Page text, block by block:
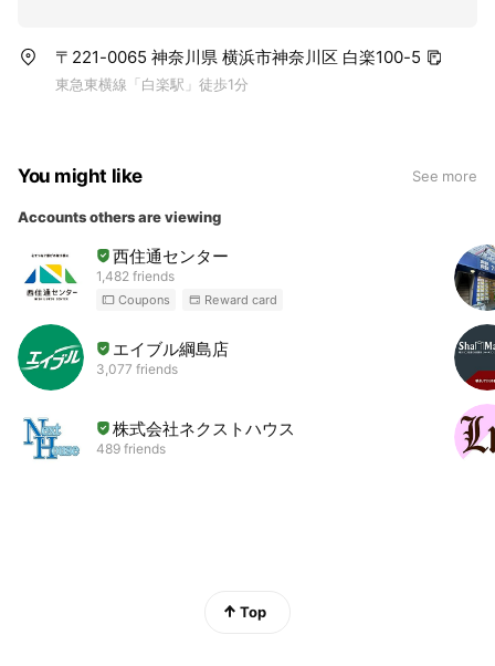
〒221-0065 神奈川県 横浜市神奈川区 白楽100-5
東急東横線「白楽駅」徒歩1分
You might like See more
Accounts others are viewing
西住通センター
1,482 friends
Coupons Reward card
エイブル綱島店
3,077 friends
株式会社ネクストハウス
489 friends
Top